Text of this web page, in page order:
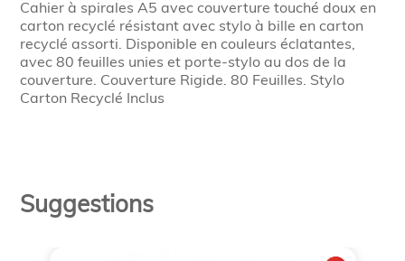
Cahier à spirales A5 avec couverture touché doux en
carton recyclé résistant avec stylo à bille en carton
recyclé assorti. Disponible en couleurs éclatantes,
avec 80 feuilles unies et porte-stylo au dos de la
couverture. Couverture Rigide. 80 Feuilles. Stylo
Carton Recyclé Inclus
Suggestions